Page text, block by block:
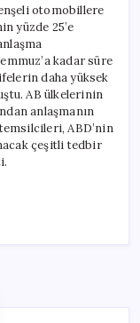
otomobillere
yüzde 25’e
kadar süre
daha yüksek
AB ülkelerinin
anlaşmanın
temsilcileri, ABD’nin
çeşitli tedbir